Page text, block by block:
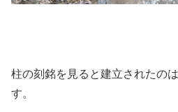
柱の刻銘を見ると建立されたの
す。